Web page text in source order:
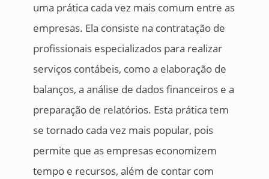
uma prática cada vez mais comum entre as
empresas. Ela consiste na contratação de
profissionais especializados para realizar
serviços contábeis, como a elaboração de
balanços, a análise de dados financeiros e a
preparação de relatórios. Esta prática tem
se tornado cada vez mais popular, pois
permite que as empresas economizem
tempo e recursos, além de contar com